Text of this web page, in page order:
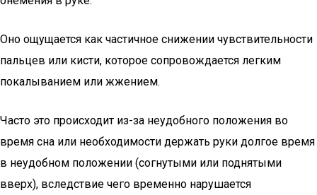
Оно ощущается как частичное снижении чувствительности
пальцев или кисти, которое сопровождается легким
покалыванием или жжением.
Часто это происходит из-за неудобного положения во
время сна или необходимости держать руки долгое время
в неудобном положении (согнутыми или поднятыми
вверх), вследствие чего временно нарушается